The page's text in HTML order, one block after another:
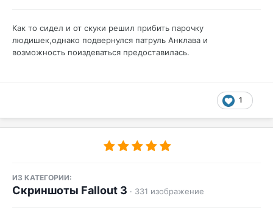
Как то сидел и от скуки решил прибить парочку
людишек,однако подвернулся патруль Анклава и
возможность поиздеваться предоставилась.
1
ИЗ КАТЕГОРИИ:
Скриншоты Fallout 3 · 331 изображение